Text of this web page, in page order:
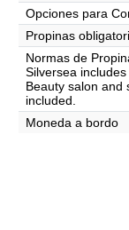
Opciones para
Propinas
Normas de
Silversea
Beauty salon and
included.
Moneda a bordo